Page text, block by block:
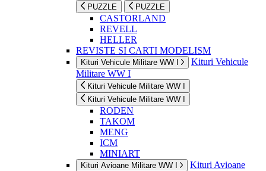
PUZZLE PUZZLE
CASTORLAND
REVELL
HELLER
REVISTE SI CARTI MODELISM
Kituri Vehicule Militare WW I
Kituri Vehicule
Militare WW I
Kituri Vehicule Militare WW I
Kituri Vehicule Militare WW I
RODEN
TAKOM
MENG
ICM
MINIART
Kituri Avioane Militare WW I
Kituri Avioane